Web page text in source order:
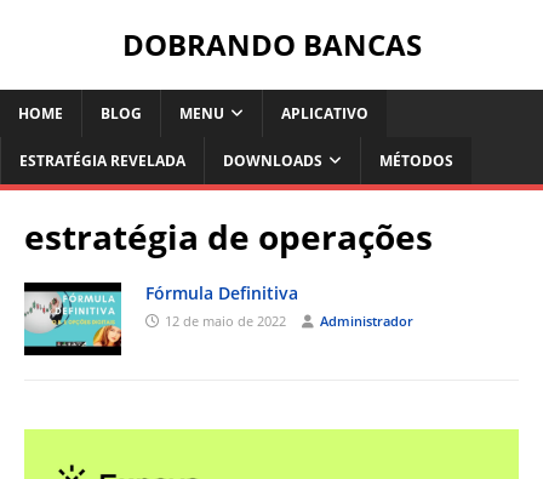
DOBRANDO BANCAS
HOME BLOG MENU APLICATIVO
ESTRATÉGIA REVELADA DOWNLOADS MÉTODOS
estratégia de operações
Fórmula Definitiva
12 de maio de 2022 Administrador